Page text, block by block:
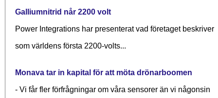
Galliumnitrid når 2200 volt
Power Integrations har presenterat vad företaget beskriver
som världens första 2200-volts...
Monava tar in kapital för att möta drönarboomen
- Vi får fler förfrågningar om våra sensorer än vi någonsin